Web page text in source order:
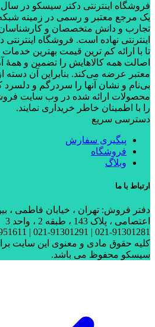
یک مرجع معتبر و رسمی در زمینه شبکه
تجارب و دانش متخصصان و
اینترنتی نهاده است. فروشگاه
تا با ارائه کم ترین قیمت بهترین
اصالت همه کالاهایش را تضمین و همۀ
معتبر عرضه می‌کند. بنابراین آن دسته
بی‌نام و نشان آنها را سردرگم و
محصولات ارائه شده در وب سایت
را با اطمینان خاطر خریداری نمایند.
دسترسی سریع
پیگیری سفارش
فروشگاه
وبلاگ
ارتباط با ما
دفتر فروش: تهران ، خیابان فاطمی ،
اعتصامی ، پلاک 143 ، طبقه 2 ، واحد 3
021-91301281 | 021-91301291 | 09197951611 | 09383590789
کلیه حقوق مادی و معنوی این سایت
سیسکو محفوظ می باشد.